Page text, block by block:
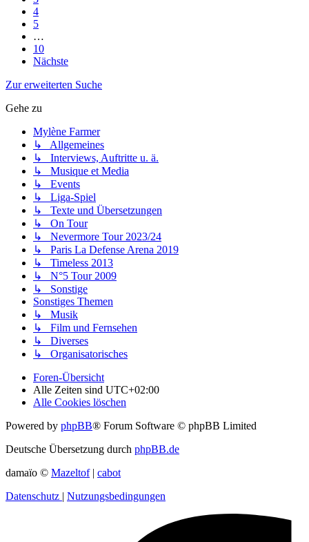
4
5
…
10
Nächste
Zur erweiterten Suche
Gehe zu
Mylène Farmer
↳ Allgemeines
↳ Interviews, Auftritte u. ä.
↳ Musique et Media
↳ Events
↳ Liga-Spiel
↳ Texte und Übersetzungen
↳ On Tour
↳ Nevermore Tour 2023/24
↳ Paris La Defense Arena 2019
↳ Timeless 2013
↳ N°5 Tour 2009
↳ Sonstige
Sonstiges Themen
↳ Musik
↳ Film und Fernsehen
↳ Diverses
↳ Organisatorisches
Foren-Übersicht
Alle Zeiten sind UTC+02:00
Alle Cookies löschen
Powered by phpBB® Forum Software © phpBB Limited
Deutsche Übersetzung durch phpBB.de
damaïo © Mazeltof| cabot
Datenschutz
Nutzungsbedingungen